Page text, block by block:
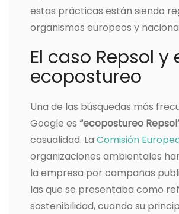
estas prácticas están siendo
organismos europeos y
El caso Repsol y
ecopostureo
Una de las búsquedas más
Google es “ecopostureo
casualidad. La Comisión
organizaciones ambientales
la empresa por campañas
las que se presentaba como
sostenibilidad, cuando su